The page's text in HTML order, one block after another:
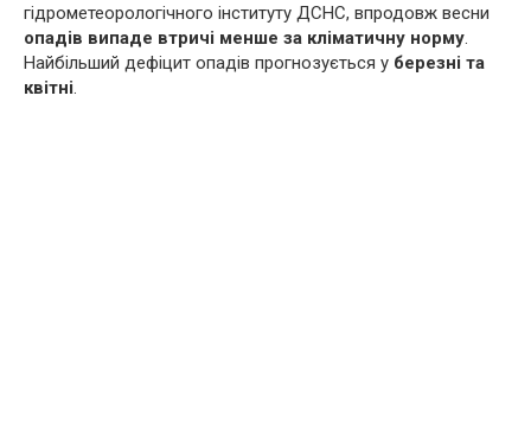
гідрометеорологічного інституту ДСНС, впродовж весни
опадів випаде втричі менше за кліматичну норму.
Найбільший дефіцит опадів прогнозується у березні та
квітні.